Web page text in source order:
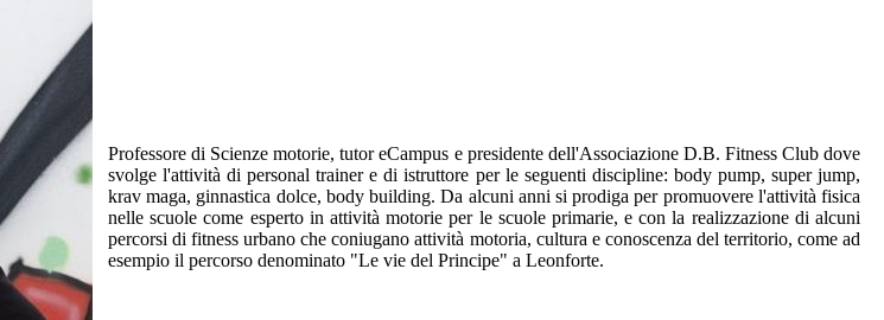
Professore di Scienze motorie, tutor eCampus e presidente dell'Associazione D.B. Fitness Club dove
svolge l'attività di personal trainer e di istruttore per le seguenti discipline: body pump, super jump,
krav maga, ginnastica dolce, body building. Da alcuni anni si prodiga per promuovere l'attività fisica
nelle scuole come esperto in attività motorie per le scuole primarie, e con la realizzazione di alcuni
percorsi di fitness urbano che coniugano attività motoria, cultura e conoscenza del territorio, come ad
esempio il percorso denominato "Le vie del Principe" a Leonforte.